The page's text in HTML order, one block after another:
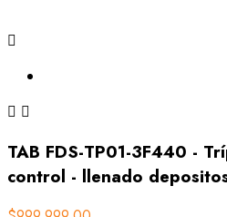

 
TAB FDS-TP01-3F440 -
control - llenado